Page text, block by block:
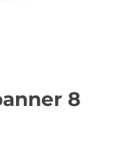
8